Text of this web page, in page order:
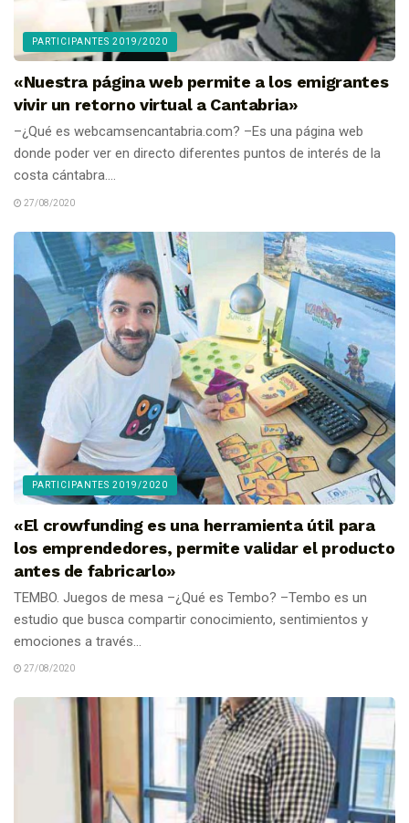
PARTICIPANTES 2019/2020
«Nuestra página web permite a los emigrantes
vivir un retorno virtual a Cantabria»
–¿Qué es webcamsencantabria.com? –Es una página web
donde poder ver en directo diferentes puntos de interés de la
costa cántabra....
27/08/2020
PARTICIPANTES 2019/2020
«El crowfunding es una herramienta útil para
los emprendedores, permite validar el producto
antes de fabricarlo»
TEMBO. Juegos de mesa –¿Qué es Tembo? –Tembo es un
estudio que busca compartir conocimiento, sentimientos y
emociones a través...
27/08/2020